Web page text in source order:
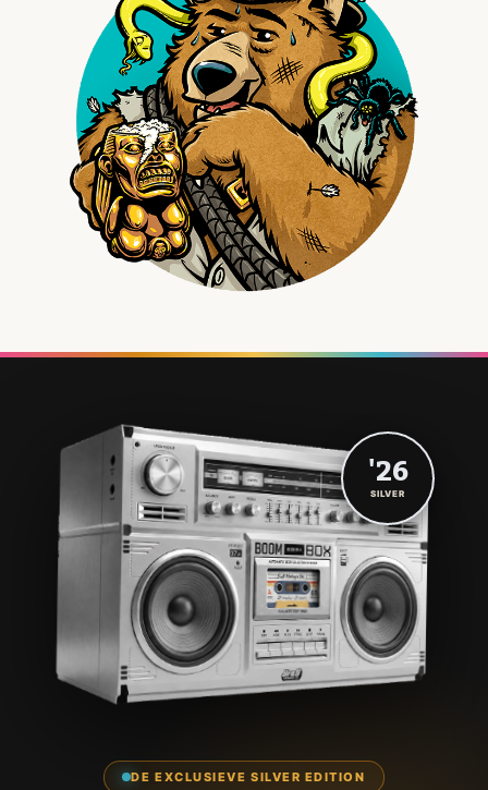
DE EXCLUSIEVE SILVER EDITION
'26
SILVER